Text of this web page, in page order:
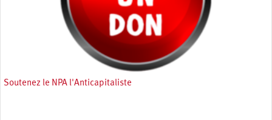
Soutenez le NPA l'Anticapitaliste